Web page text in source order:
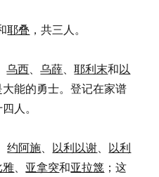
耶叠 ，共三人。
乌西、乌薛、耶利末和以
大能的勇士。登记在家谱
人。
约阿施、 以利以谢、 以利
雅、 亚拿突和亚拉篾 ；这